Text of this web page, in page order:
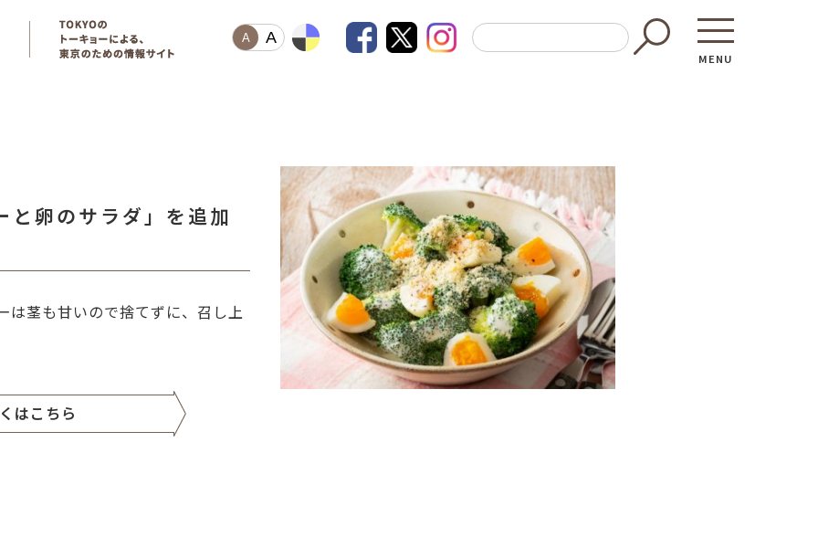
A A
MENU
東京都GAP
─ 東京都GAP認証者一覧
東京都の食材を使った料理教室
働く・学ぶ
─ 農業
と卵のサラダ」を追加
は茎も甘いので捨てずに、召し上
はこちら